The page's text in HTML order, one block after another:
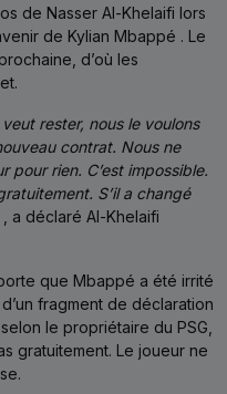
de Nasser Al-Khelaifi lors
de Kylian Mbappé . Le
d’où les
rester, nous le voulons
contrat. Nous ne
pour rien. C’est impossible.
S’il a changé
, a déclaré Al-Khelaifi
que Mbappé a été irrité
fragment de déclaration
le propriétaire du PSG,
gratuitement. Le joueur ne